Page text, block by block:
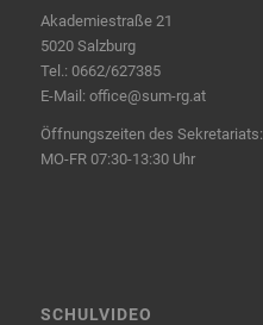
Akademiestraße 21
5020 Salzburg
Tel.: 0662/627385
E-Mail: office@sum-rg.at
Öffnungszeiten des Sekretariats:
MO-FR 07:30-13:30 Uhr
SCHULVIDEO